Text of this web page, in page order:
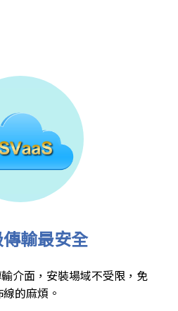
輸最安全
介面，安裝場域不受限，免
線的麻煩。